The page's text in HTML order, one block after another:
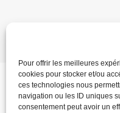
Pour offrir les meilleures
cookies pour stocker et/ou
ces technologies nous
navigation ou les ID uniques
consentement peut avoir un